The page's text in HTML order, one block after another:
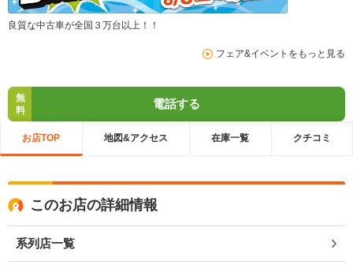
良質な中古車が全国３万台以上！！
フェア&イベントをもっと見る
無
料
電話する
お店TOP 地図&アクセス 在庫一覧 クチコミ
このお店の詳細情報
系列店一覧